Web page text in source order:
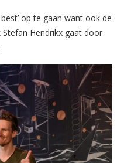
op te gaan want ook de
Hendrikx gaat door